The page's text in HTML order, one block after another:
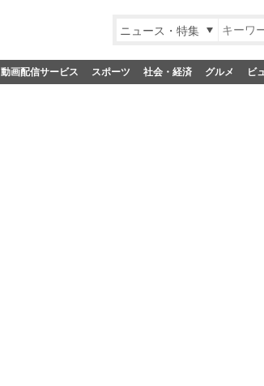
ニュース・特集
動画配信サービス スポーツ 社会・経済 グルメ ビ